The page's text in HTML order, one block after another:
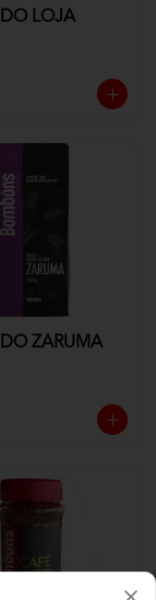
LOJA
ZARUMA